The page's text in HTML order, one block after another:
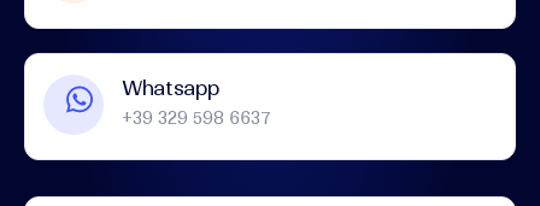
Whatsapp
+39 329 598 6637